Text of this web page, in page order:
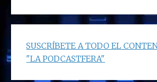
SUSCRÍBETE A TODO EL
"LA PODCASTFERA"